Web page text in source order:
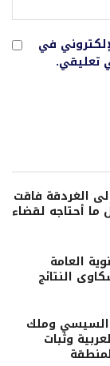
في
تعليقي.
الغردقة فاقت
ما أحتاجه لقضاء
العامة
النتائج
السيسي وملك
وثبات